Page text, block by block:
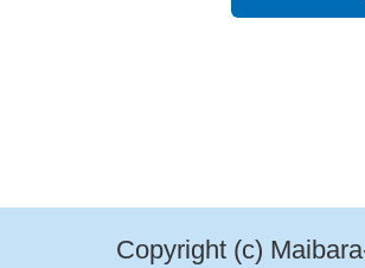
Copyright (c)